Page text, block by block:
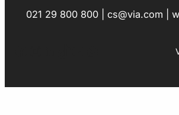
021 29 800 800 | cs@via.com |